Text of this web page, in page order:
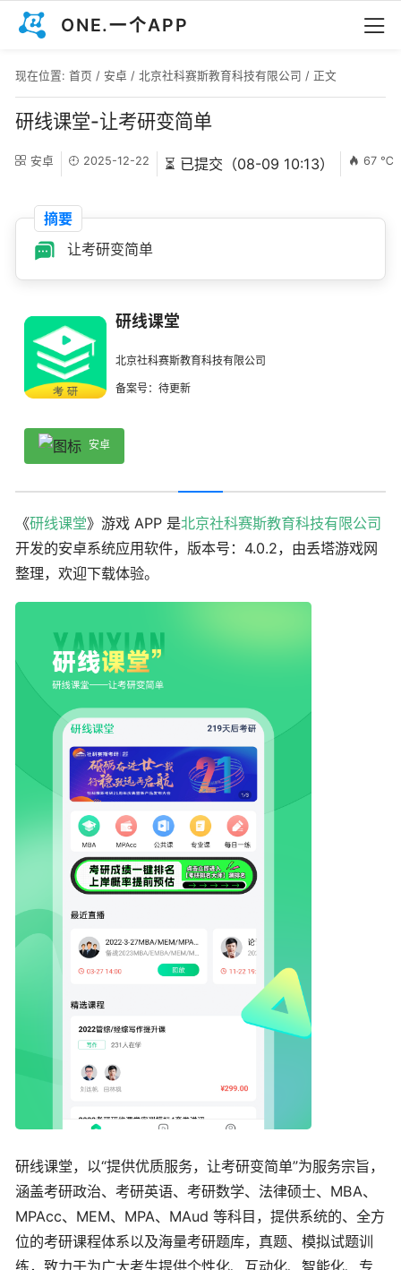
ONE.一个APP
现在位置: 首页 / 安卓 / 北京社科赛斯教育科技有限公司 / 正文
研线课堂-让考研变简单
安卓 2025-12-22 ⏳ 已提交（08-09 10:13） 67 ℃
摘要
让考研变简单
研线课堂
北京社科赛斯教育科技有限公司
备案号：待更新
安卓
《研线课堂》游戏 APP 是北京社科赛斯教育科技有限公司
开发的安卓系统应用软件，版本号：4.0.2，由丢塔游戏网
整理，欢迎下载体验。
研线课堂，以“提供优质服务，让考研变简单”为服务宗旨，
涵盖考研政治、考研英语、考研数学、法律硕士、MBA、
MPAcc、MEM、MPA、MAud 等科目，提供系统的、全方
位的考研课程体系以及海量考研题库，真题、模拟试题训
练，致力于为广大考生提供个性化、互动化、智能化、专